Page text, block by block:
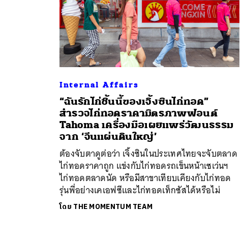
Internal Affairs
“ฉันรักไก่ชิ้นนี้ของเจิ้งซินไก่ทอด”
สำรวจไก่ทอดราคามิตรภาพฟอนต์
Tahoma เครื่องมือเผยแพร่วัฒนธรรม
จาก ‘จีนแผ่นดินใหญ่’
ต้องจับตาดูต่อว่า เจิ้งซินในประเทศไทยจะจับตลาด
ไก่ทอดราคาถูก แข่งกับไก่ทอดรถเข็นหน้าเซเว่นฯ
ไก่ทอดตลาดนัด หรือมีสาขาเทียบเคียงกับไก่ทอด
รุ่นพี่อย่างเคเอฟซีและไก่ทอดเท็กซัสได้หรือไม่
โดย THE MOMENTUM TEAM